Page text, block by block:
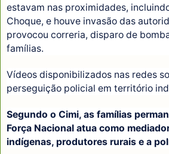
estavam nas proximidades,
Choque, e houve invasão das
provocou correria, disparo de
famílias.
Vídeos disponibilizados nas redes
perseguição policial em território
Segundo o Cimi, as famílias
Força Nacional atua como
indígenas, produtores rurais e a